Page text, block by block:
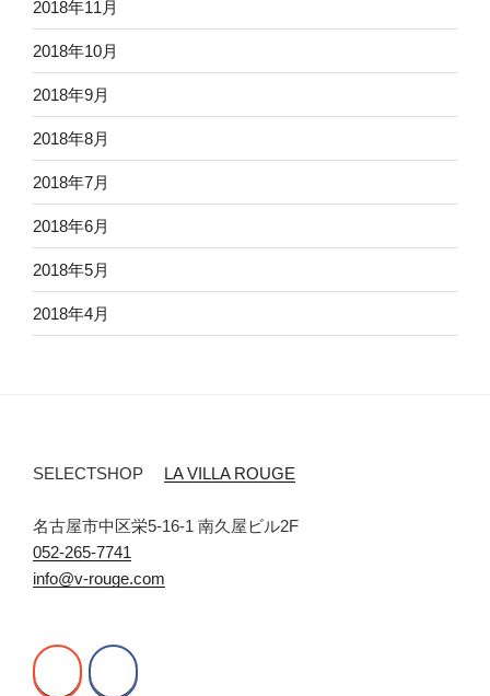
2018年11月
2018年10月
2018年9月
2018年8月
2018年7月
2018年6月
2018年5月
2018年4月
SELECTSHOP LA VILLA ROUGE
名古屋市中区栄5-16-1 南久屋ビル2F
052-265-7741
info@v-rouge.com